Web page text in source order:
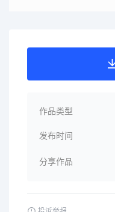
作品类型
发布时间
分享作品